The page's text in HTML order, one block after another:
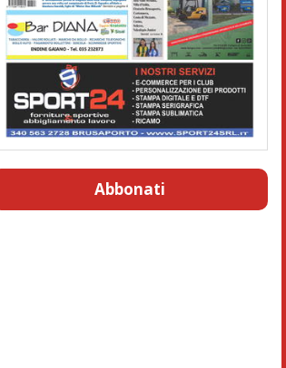
Abbonati